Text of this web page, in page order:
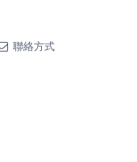
聯絡方式